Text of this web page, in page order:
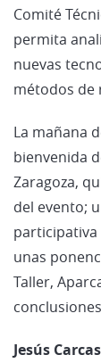
Comité
permita
nuevas
métodos de
La mañana
bienvenida
Zaragoza,
del evento;
unas
Taller,
Jesús Carcas